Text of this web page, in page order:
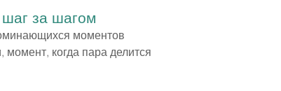
за шагом
моментов
когда пара делится